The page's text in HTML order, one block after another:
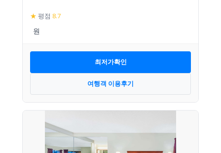
★ 평점 8.7
최저가확인
여행객 이용후기